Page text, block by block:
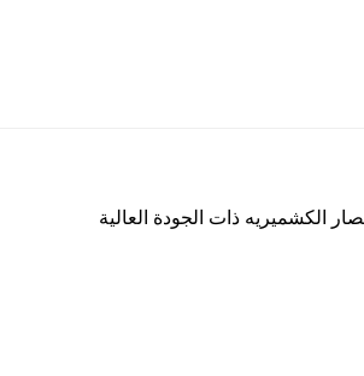
الكشميريه ذات الجودة العالية